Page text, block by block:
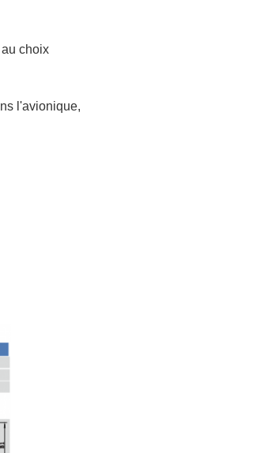
choix
l'avionique,